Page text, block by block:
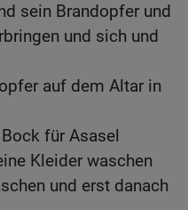
sein Brandopfer und
und sich und
auf dem Altar in
für Asasel
Kleider waschen
und erst danach